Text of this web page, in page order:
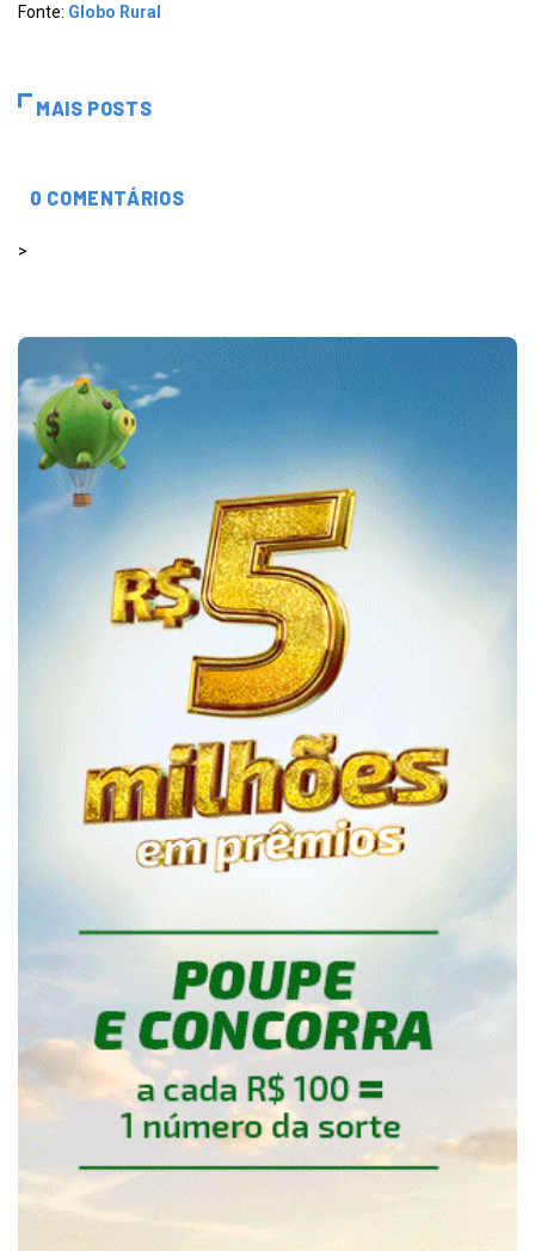
Fonte: Globo Rural
MAIS POSTS
0 COMENTÁRIOS
>